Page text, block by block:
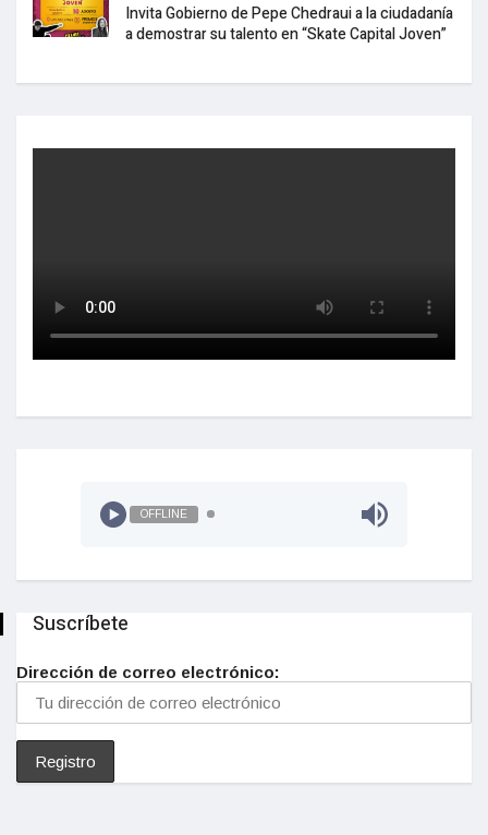
Invita Gobierno de Pepe Chedraui a la ciudadanía
a demostrar su talento en “Skate Capital Joven”
OFFLINE
Suscríbete
Dirección de correo electrónico: